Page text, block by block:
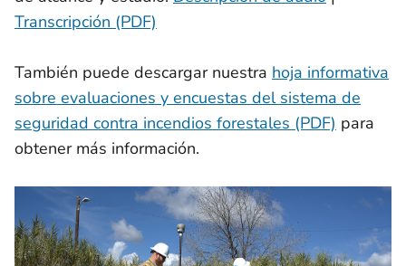
Transcripción (PDF)
También puede descargar nuestra hoja informativa
sobre evaluaciones y encuestas del sistema de
seguridad contra incendios forestales (PDF) para
obtener más información.